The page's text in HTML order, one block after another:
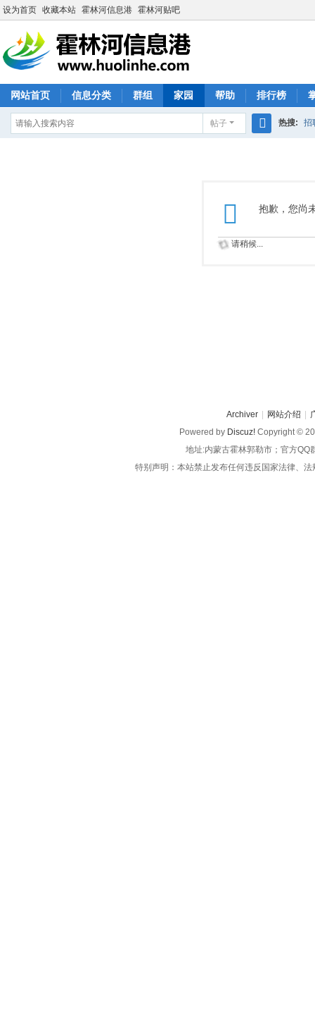
设为首页 收藏本站 霍林河信息港 霍林河贴吧
网站首页 信息分类 群组 家园 帮助 排行榜
帖子 热搜: 招
抱歉，您尚
请稍候...
Archiver 网站介绍
Powered by Discuz! Copyright ©
地址:内蒙古霍林郭勒市；官方QQ
特别声明：本站禁止发布任何违反国家法律、